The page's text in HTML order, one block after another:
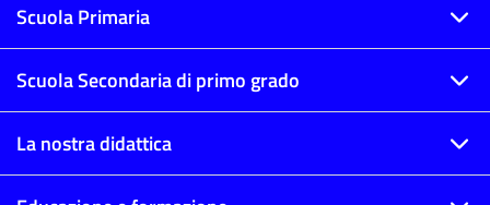
Scuola Primaria
Scuola Secondaria di primo grado
La nostra didattica